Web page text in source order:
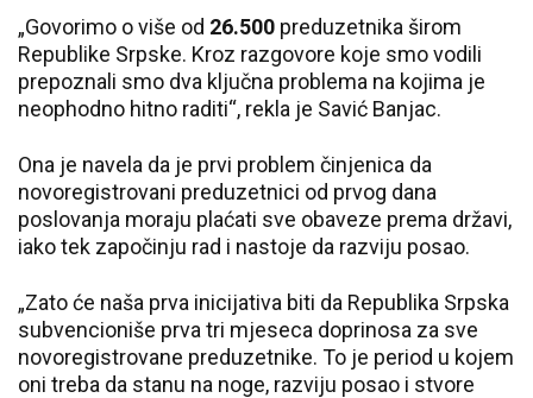
„Govorimo o više od 26.500 preduzetnika širom
Republike Srpske. Kroz razgovore koje smo vodili
prepoznali smo dva ključna problema na kojima je
neophodno hitno raditi“, rekla je Savić Banjac.
Ona je navela da je prvi problem činjenica da
novoregistrovani preduzetnici od prvog dana
poslovanja moraju plaćati sve obaveze prema državi,
iako tek započinju rad i nastoje da razviju posao.
„Zato će naša prva inicijativa biti da Republika Srpska
subvencioniše prva tri mjeseca doprinosa za sve
novoregistrovane preduzetnike. To je period u kojem
oni treba da stanu na noge, razviju posao i stvore